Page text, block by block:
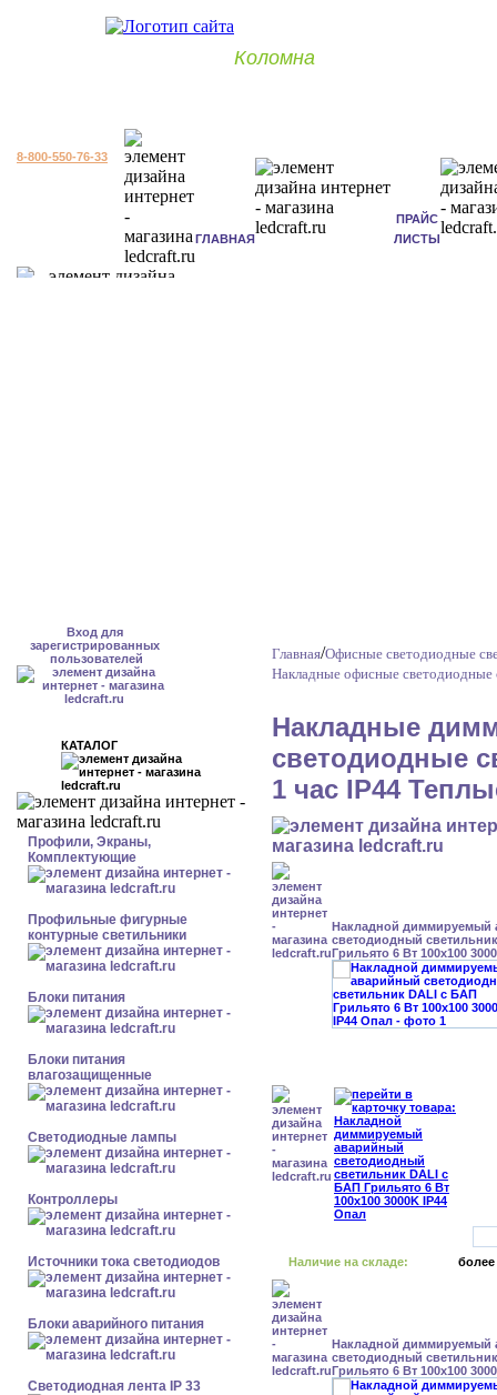
Коломна
8-800-550-76-33
ГЛАВНАЯ
ПРАЙС
ЛИСТЫ
Вход для
зарегистрированных
пользователей
КАТАЛОГ
Профили, Экраны,
Комплектующие
Профильные фигурные
контурные светильники
Блоки питания
Блоки питания
влагозащищенные
Светодиодные лампы
Контроллеры
Источники тока светодиодов
Блоки аварийного питания
Светодиодная лента IP 33
Главная/Офисные светодиодные
Накладные офисные
Накладные
светодиодные
1 час IP44
Накладной диммируемый
светодиодный
Грильято 6 Вт 100x100
Наличие на складе: более
Накладной диммируемый
светодиодный
Грильято 6 Вт 100x100